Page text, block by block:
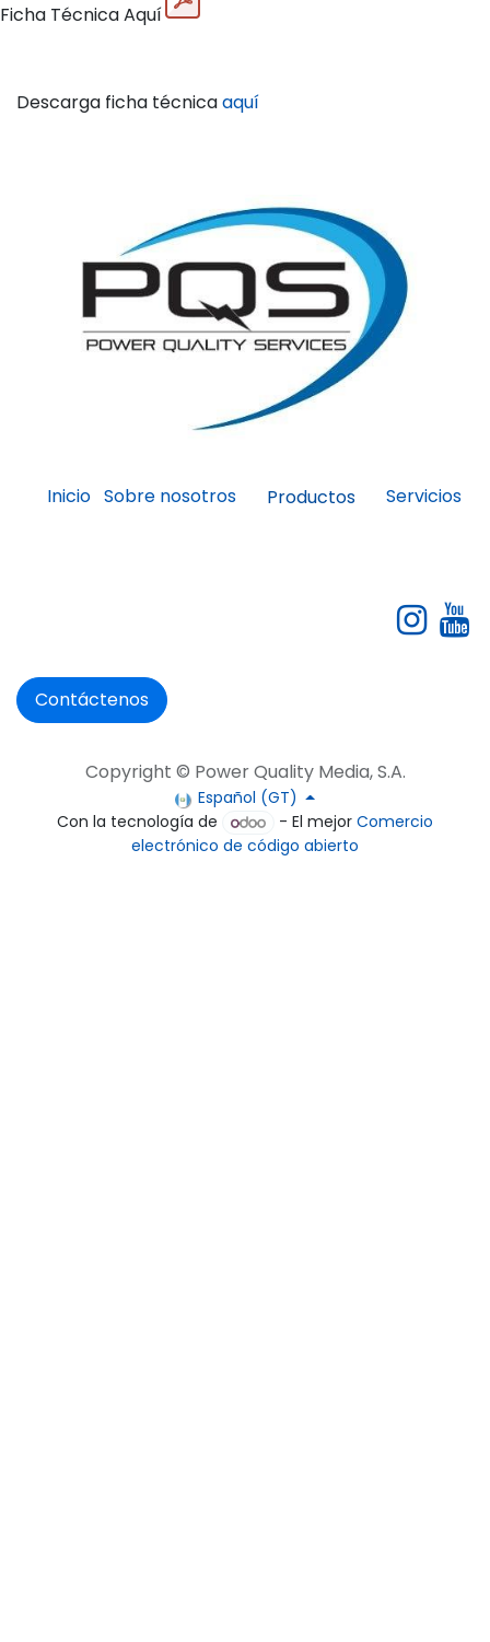
Ficha Técnica Aquí
Descarga ficha técnicaaquí
Inicio Sobre nosotros Productos Servicios
Contáctenos
Copyright © Power Quality Media, S.A.
Español (GT)
Con la tecnología de
- El mejorComercio
electrónico de código abierto